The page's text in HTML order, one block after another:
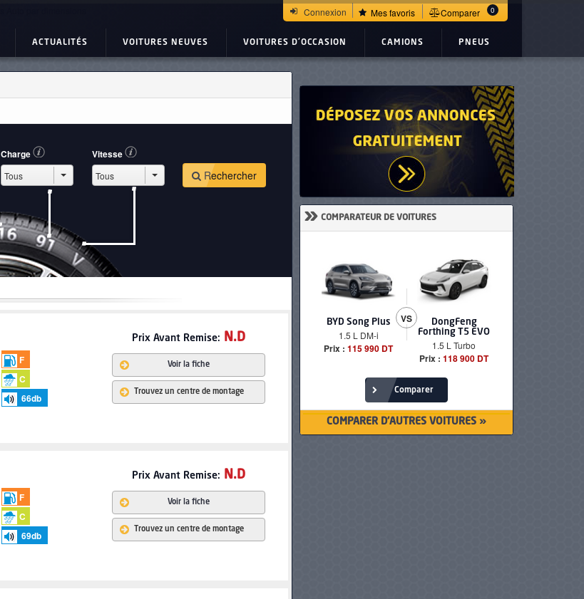
Connexion Mes favoris Comparer 0
ACTUALITÉS VOITURES NEUVES VOITURES D'OCCASION CAMIONS PNEUS
Charge Vitesse
Rechercher
F
C
66db
Prix Avant Remise: N.D
Voir la fiche
Trouvez un centre de montage
F
C
69db
Prix Avant Remise: N.D
Voir la fiche
Trouvez un centre de montage
» COMPARATEUR DE VOITURES
BYD Song Plus
1.5 L DM-i
Prix : 115 990 DT
VS
DongFeng
Forthing T5 EVO
1.5 L Turbo
Prix : 118 900 DT
Comparer
COMPARER D'AUTRES VOITURES »